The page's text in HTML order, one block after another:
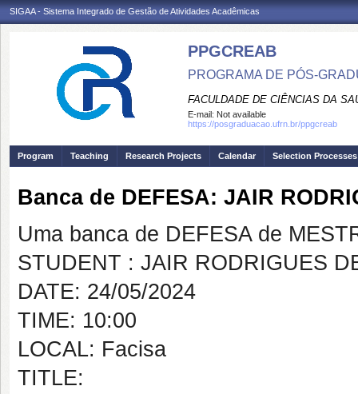
SIGAA - Sistema Integrado de Gestão de Atividades Acadêmicas
PPGCREAB
PROGRAMA DE PÓS-
FACULDADE DE CIÊNCIAS DA
E-mail: Not available
https://posgraduacao.ufrn.br/ppgcreab
Program Teaching Research Projects Calendar Selection Processes
Banca de DEFESA: JAIR
Uma banca de DEFESA de
STUDENT : JAIR RODRIGUES
DATE: 24/05/2024
TIME: 10:00
LOCAL: Facisa
TITLE: